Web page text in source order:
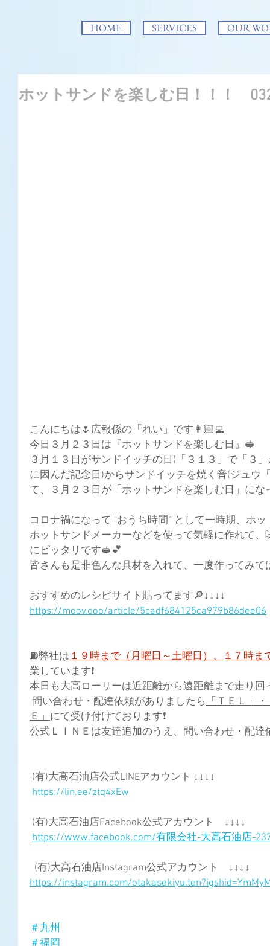
HOME SERVICES OUR
ホットサンドを楽しむ日！！！
こんにちは🌷広報係の「れい」です👩🏻‍💻
今日３月２３日は『ホットサンドを楽しむ日』🥪
３月１３日がサンドイッチの日(「３１３」で「３
に因んだ記念日)からサンドイッチを焼く音(ジュウ
て、３月２３日が「ホットサンドを楽しむ日」にな
コロナ禍になって "おうち時間” として一時期、ホッ
ホットサンドメーカーなどを使って気軽に作れて
にピッタリです🥪💕
皆さんも是非色んな具材を入れて、一度作ってみて
おすすめのレシピサイト貼ってます🔎↓↓↓↓
https://moov.ooo/article/5cadf684125ca979b86dee06
⛽弊社は １９時まで（月曜日～土曜日）、１７時ま
業しています❗
本日も大高ローリーは近距離から遠距離まで走り回
問い合わせ・配達依頼がありましたら 「ＴＥＬ」
Ｅ」 にて受け付けております❗
公式ＬＩＮＥは友達追加のうえ、問い合わせ・配
(有)大高石油店公式LINEアカウント ↓↓↓↓
https://lin.ee/ztq4xEw
(有)大高石油店Facebook公式アカウント　↓↓↓↓
https://www.facebook.com/有限会社-大高石油店-
  (有)大高石油店Instagram公式アカウント　↓↓↓↓
https://instagram.com/
＃九州
＃福岡